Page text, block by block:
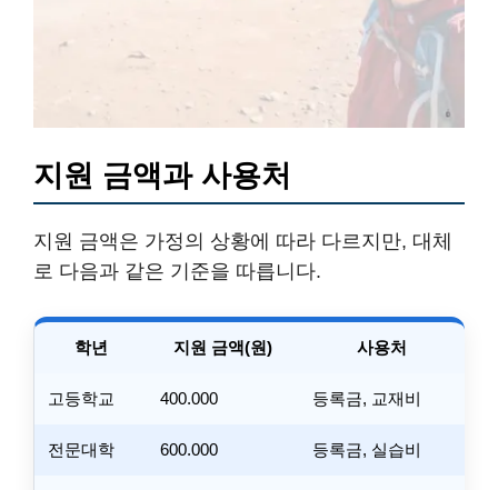
지원 금액과 사용처
지원 금액은 가정의 상황에 따라 다르지만, 대체
로 다음과 같은 기준을 따릅니다.
학년 지원 금액(원) 사용처
고등학교 400.000 등록금, 교재비
전문대학 600.000 등록금, 실습비